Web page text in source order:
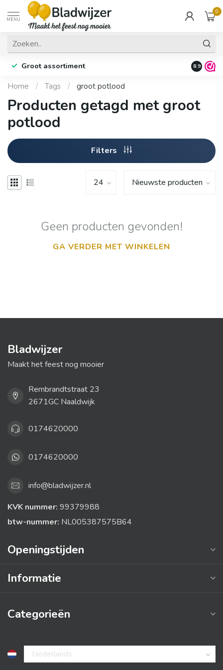
MENU
0
Groot assortiment Fysieke
8.9
Home / Tags / groot potlood
Producten getagd met groot
potlood
Filters
Geen producten gevonden!
GA VERDER MET WINKELEN
Bladwijzer
Maakt het feest nog mooier
Rembrandtstraat 23
2671GC Naaldwijk
0174620000
0174620000
info@bladwijzer.nl
KVK nummer: 99379988
btw-nummer: NL005387575B64
Openingstijden
Informatie
Categorieën